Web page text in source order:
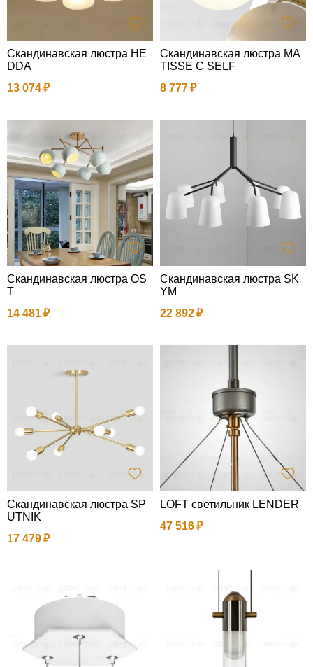
Скандинавская люстра HE
DDA
13 074
Скандинавская люстра MA
TISSE C SELF
8 777
Скандинавская люстра OS
T
14 481
Скандинавская люстра SK
YM
22 892
Скандинавская люстра SP
UTNIK
17 479
LOFT светильник LENDER
47 516